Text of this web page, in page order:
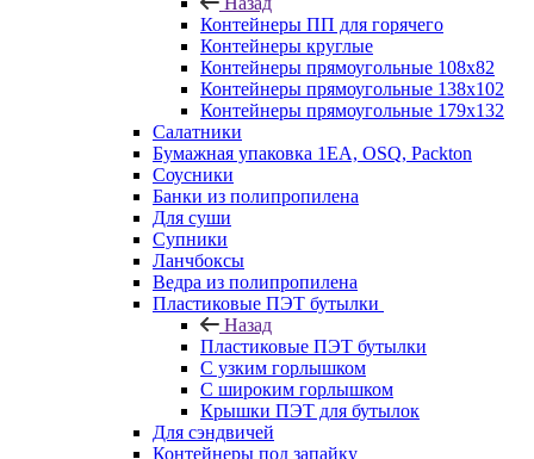
Контейнеры ПП для горячего
Контейнеры круглые
Контейнеры прямоугольные 108х82
Контейнеры прямоугольные 138х102
Контейнеры прямоугольные 179х132
Салатники
Бумажная упаковка 1ЕА, OSQ, Packton
Соусники
Банки из полипропилена
Для суши
Супники
Ланчбоксы
Ведра из полипропилена
Пластиковые ПЭТ бутылки
Назад
Пластиковые ПЭТ бутылки
С узким горлышком
С широким горлышком
Крышки ПЭТ для бутылок
Для сэндвичей
Контейнеры под запайку